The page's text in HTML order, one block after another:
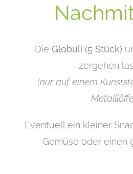
Die Globuli (5 Stück)
zergehen
(nur auf einem
Eventuell ein kleiner
Gemüse oder einen